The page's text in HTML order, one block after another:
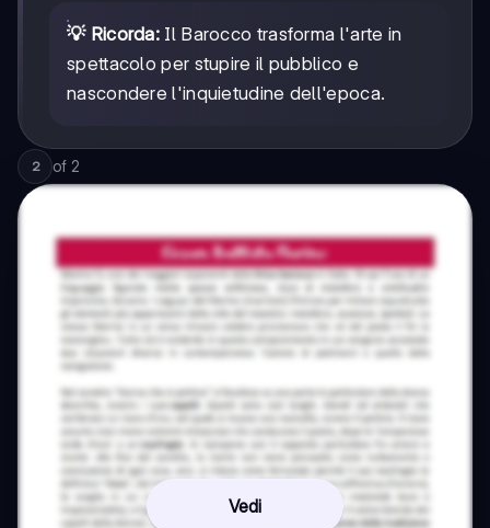
💡 Ricorda: Il Barocco trasforma l'arte in
spettacolo per stupire il pubblico e
nascondere l'inquietudine dell'epoca.
2 of 2
Vedi